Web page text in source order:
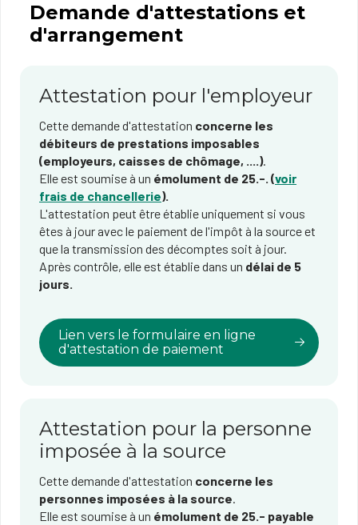
Demande d'attestations et
d'arrangement
Attestation pour l'employeur
Cette demande d'attestation concerne les
débiteurs de prestations imposables
(employeurs, caisses de chômage, ....).
Elle est soumise à un émolument de 25.-. (voir
frais de chancellerie).
L'attestation peut être établie uniquement si vous
êtes à jour avec le paiement de l'impôt à la source et
que la transmission des décomptes soit à jour.
Après contrôle, elle est établie dans un délai de 5
jours.
Lien vers le formulaire en ligne
d'attestation de paiement
Attestation pour la personne
imposée à la source
Cette demande d'attestation concerne les
personnes imposées à la source.
Elle est soumise à un émolument de 25.- payable